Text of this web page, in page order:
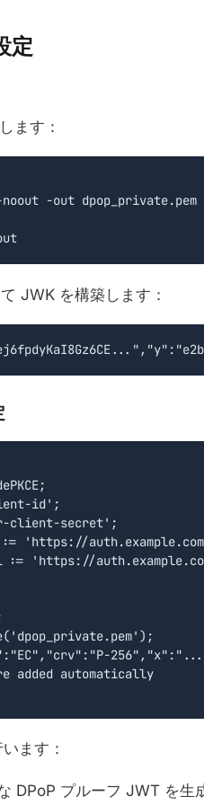
定
ます：
noout -out dpop_private.pem
JWK を構築します：
id';
client-secret';
:= 'https://
:= 'https://
added automatically
ます：
DPoP プルーフ JWT を生